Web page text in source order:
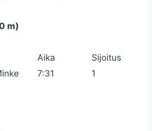
m)
Aika
Sijoitus
7:31 1